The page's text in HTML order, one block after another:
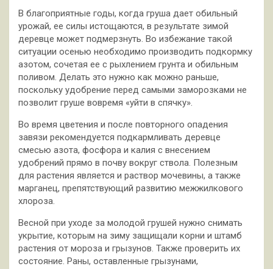
В благоприятные годы, когда груша дает обильный
урожай, ее силы истощаются, в результате зимой
деревце может подмерзнуть. Во избежание такой
ситуации осенью необходимо производить подкормку
азотом, сочетая ее с рыхлением грунта и обильным
поливом. Делать это нужно как можно раньше,
поскольку удобрение перед самыми заморозками не
позволит груше вовремя «уйти в спячку».
Во время цветения и после повторного опадения
завязи рекомендуется подкармливать деревце
смесью азота, фосфора и калия с внесением
удобрений прямо в почву вокруг ствола. Полезным
для растения является и раствор мочевины, а также
марганец, препятствующий развитию межжилкового
хлороза.
Весной при уходе за молодой грушей нужно снимать
укрытие, которым на зиму защищали корни и штамб
растения от мороза и грызунов. Также проверить их
состояние. Раны, оставленные грызунами,